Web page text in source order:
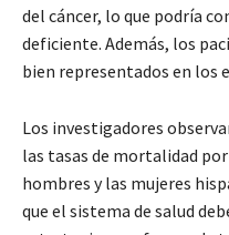
del cáncer, lo que podría
deficiente. Además, los
bien representados en los
Los investigadores
las tasas de mortalidad
hombres y las mujeres
que el sistema de salud